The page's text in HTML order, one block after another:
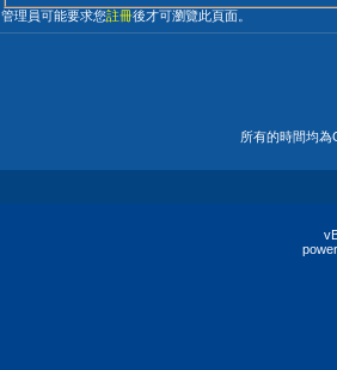
管理員可能要求您註冊後才可瀏覽此頁面。
所有的時間均為